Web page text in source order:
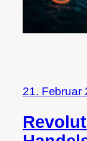
21. Februar